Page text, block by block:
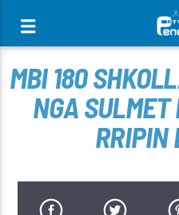
MBI 180
NGA
RRIPIN